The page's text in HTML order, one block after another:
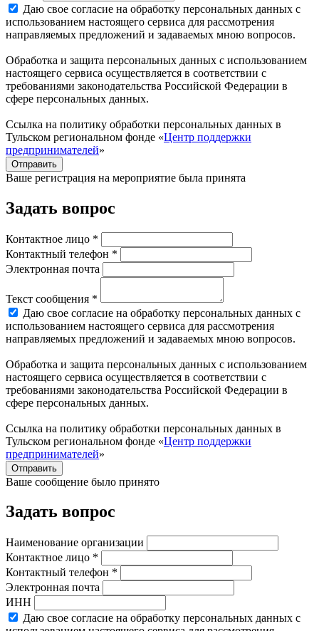
Даю свое согласие на обработку персональных данных с
использованием настоящего сервиса для рассмотрения
направляемых предложений и задаваемых мною вопросов.
Обработка и защита персональных данных с использованием
настоящего сервиса осуществляется в соответствии с
требованиями законодательства Российской Федерации в
сфере персональных данных.
Ссылка на политику обработки персональных данных в
Тульском региональном фонде «Центр поддержки
предпринимателей»
Отправить
Ваше регистрация на мероприятие была принята
Задать вопрос
Контактное лицо *
Контактный телефон *
Электронная почта
Текст сообщения *
Даю свое согласие на обработку персональных данных с
использованием настоящего сервиса для рассмотрения
направляемых предложений и задаваемых мною вопросов.
Обработка и защита персональных данных с использованием
настоящего сервиса осуществляется в соответствии с
требованиями законодательства Российской Федерации в
сфере персональных данных.
Ссылка на политику обработки персональных данных в
Тульском региональном фонде «Центр поддержки
предпринимателей»
Отправить
Ваше сообщение было принято
Задать вопрос
Наименование организации
Контактное лицо *
Контактный телефон *
Электронная почта
ИНН
Даю свое согласие на обработку персональных данных с